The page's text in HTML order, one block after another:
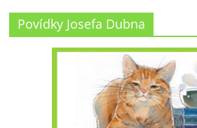
Povídky Josefa Dubna